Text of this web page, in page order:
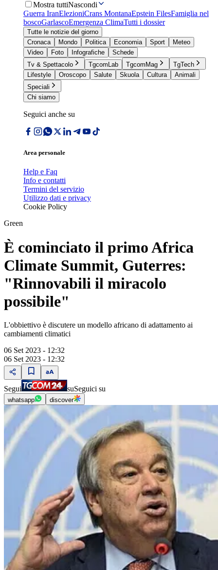
Mostra tuttiNascondi
Guerra IranElezioniCrans MontanaEpstein FilesFamiglia nel
boscoGarlascoEmergenza ClimaTutti i dossier
Tutte le notizie del giorno
Cronaca
Mondo Politica Economia Sport
Meteo
Video
Foto Infografiche
Schede
Tv & Spettacolo
TgcomLab TgcomMag
TgTech
Lifestyle
Oroscopo Salute Skuola Cultura
Animali
Speciali
Chi siamo
Seguici anche su
Area personale
Help e Faq
Info e contatti
Termini del servizio
Utilizzo dati e privacy
Cookie Policy
Green
È cominciato il primo Africa
Climate Summit, Guterres:
"Rinnovabili il miracolo
possibile"
L'obbiettivo è discutere un modello africano di adattamento ai
cambiamenti climatici
06 Set 2023 - 12:32
06 Set 2023 - 12:32
Segui suSeguici su
whatsapp discover